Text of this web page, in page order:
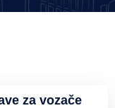
za vozače